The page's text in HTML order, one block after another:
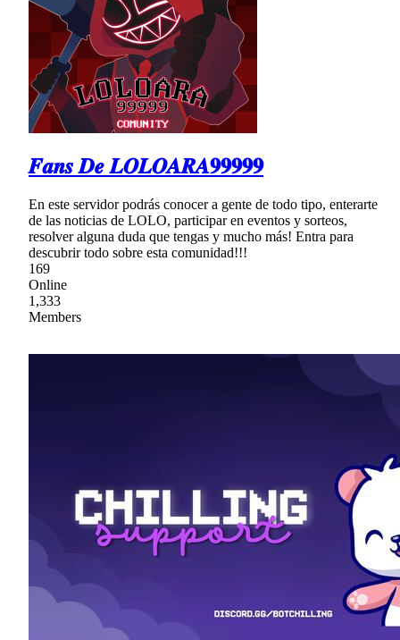
𝑭𝒂𝒏𝒔 𝑫𝒆 𝑳𝑶𝑳𝑶𝑨𝑹𝑨𝟗𝟗𝟗𝟗𝟗
En este servidor podrás conocer a gente de todo tipo, enterarte
de las noticias de LOLO, participar en eventos y sorteos,
resolver alguna duda que tengas y mucho más! Entra para
descubrir todo sobre esta comunidad!!!
169
Online
1,333
Members